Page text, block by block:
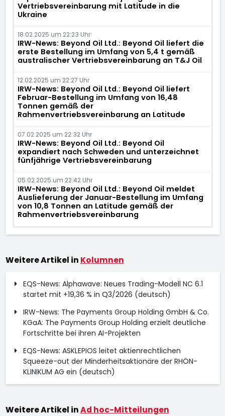
Vertriebsvereinbarung mit Latitude in die
Ukraine
18.02.2025 um 22:23 Uhr
IRW-News: Beyond Oil Ltd.: Beyond Oil liefert die
erste Bestellung im Umfang von 5,4 t gemäß
australischer Vertriebsvereinbarung an T&J Oil
12.02.2025 um 22:27 Uhr
IRW-News: Beyond Oil Ltd.: Beyond Oil liefert
Februar-Bestellung im Umfang von 16,48
Tonnen gemäß der
Rahmenvertriebsvereinbarung an Latitude
07.02.2025 um 22:32 Uhr
IRW-News: Beyond Oil Ltd.: Beyond Oil
expandiert nach Schweden und unterzeichnet
fünfjährige Vertriebsvereinbarung
05.02.2025 um 22:42 Uhr
IRW-News: Beyond Oil Ltd.: Beyond Oil meldet
Auslieferung der Januar-Bestellung im Umfang
von 10,8 Tonnen an Latitude gemäß der
Rahmenvertriebsvereinbarung
Weitere Artikel in Kolumnen
EQS-News: Alphawave: Neues Trading-Modell NC 6.1
startet mit +19,36 % in Q3/2026 (deutsch)
IRW-News: The Payments Group Holding GmbH & Co.
KGaA: The Payments Group Holding erzielt deutliche
Fortschritte bei ihren AI-Projekten
EQS-News: ASKLEPIOS leitet aktienrechtlichen
Squeeze-out der Minderheitsaktionäre der RHÖN-
KLINIKUM AG ein (deutsch)
Weitere Artikel inAd hoc-Mitteilungen